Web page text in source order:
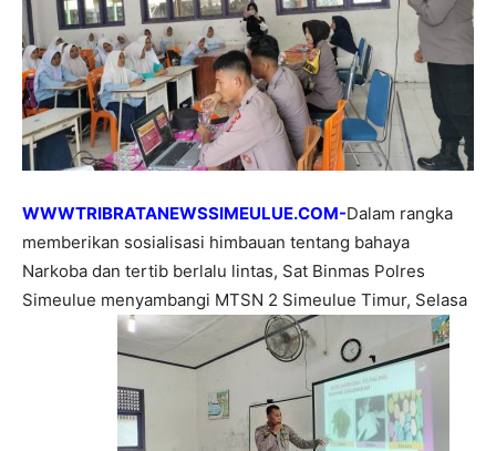
WWWTRIBRATANEWSSIMEULUE.COM-Dalam rangka
memberikan sosialisasi himbauan tentang bahaya
Narkoba dan tertib berlalu lintas, Sat Binmas Polres
Simeulue menyambangi MTSN 2 Simeulue Timur, Selasa